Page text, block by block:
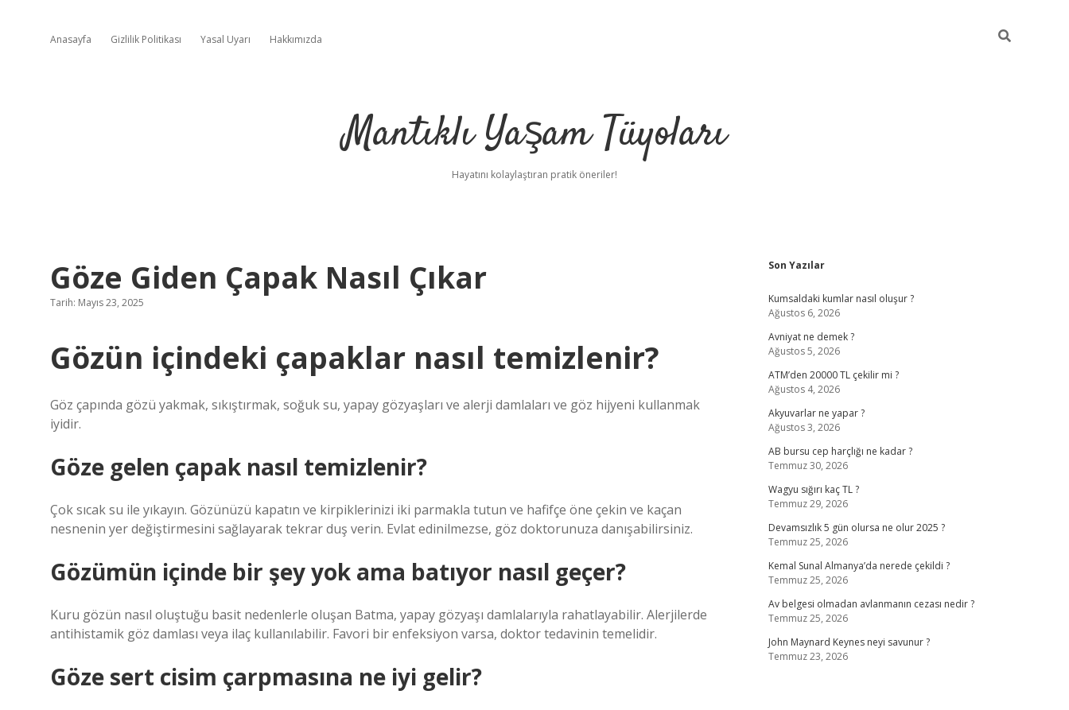
Anasayfa Gizlilik Politikası Yasal Uyarı Hakkımızda
Mantıklı Yaşam Tüyoları
Hayatını kolaylaştıran pratik öneriler!
Göze Giden Çapak Nasıl Çıkar
Tarih: Mayıs 23, 2025
Gözün içindeki çapaklar nasıl temizlenir?
Göz çapında gözü yakmak, sıkıştırmak, soğuk su, yapay gözyaşları ve alerji damlaları ve göz hijyeni kullanmak
iyidir.
Göze gelen çapak nasıl temizlenir?
Çok sıcak su ile yıkayın. Gözünüzü kapatın ve kirpiklerinizi iki parmakla tutun ve hafifçe öne çekin ve kaçan
nesnenin yer değiştirmesini sağlayarak tekrar duş verin. Evlat edinilmezse, göz doktorunuza danışabilirsiniz.
Gözümün içinde bir şey yok ama batıyor nasıl geçer?
Kuru gözün nasıl oluştuğu basit nedenlerle oluşan Batma, yapay gözyaşı damlalarıyla rahatlayabilir. Alerjilerde
antihistamik göz damlası veya ilaç kullanılabilir. Favori bir enfeksiyon varsa, doktor tedavinin temelidir.
Göze sert cisim çarpmasına ne iyi gelir?
Sidebar
Son Yazılar
Kumsaldaki kumlar nasıl oluşur ?
Ağustos 6, 2026
Avniyat ne demek ?
Ağustos 5, 2026
ATM’den 20000 TL çekilir mi ?
Ağustos 4, 2026
Akyuvarlar ne yapar ?
Ağustos 3, 2026
AB bursu cep harçlığı ne kadar ?
Temmuz 30, 2026
Wagyu sığırı kaç TL ?
Temmuz 29, 2026
Devamsızlık 5 gün olursa ne olur 2025 ?
Temmuz 25, 2026
Kemal Sunal Almanya’da nerede çekildi ?
Temmuz 25, 2026
Av belgesi olmadan avlanmanın cezası nedir ?
Temmuz 25, 2026
John Maynard Keynes neyi savunur ?
Temmuz 23, 2026
hiltonbet yeni giriş